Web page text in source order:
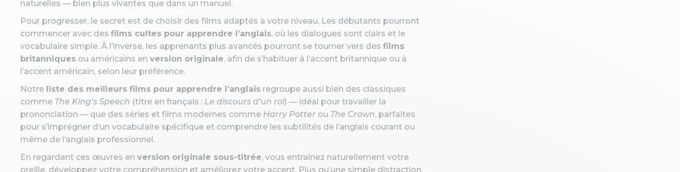
naturelles — bien plus vivantes que dans un manuel.
Pour progresser, le secret est de choisir des films adaptés à votre niveau. Les débutants pourront
commencer avec des films cultes pour apprendre l’anglais, où les dialogues sont clairs et le
vocabulaire simple. À l’inverse, les apprenants plus avancés pourront se tourner vers des films
britanniques ou américains en version originale, afin de s’habituer à l’accent britannique ou à
l’accent américain, selon leur préférence.
Notre liste des meilleurs films pour apprendre l’anglais regroupe aussi bien des classiques
comme The King’s Speech (titre en français : Le discours d’un roi) — idéal pour travailler la
prononciation — que des séries et films modernes comme Harry Potter ou The Crown, parfaites
pour s’imprégner d’un vocabulaire spécifique et comprendre les subtilités de l’anglais courant ou
même de l’anglais professionnel.
En regardant ces œuvres en version originale sous-titrée, vous entraînez naturellement votre
oreille, développez votre compréhension et améliorez votre accent. Plus qu’une simple distraction,